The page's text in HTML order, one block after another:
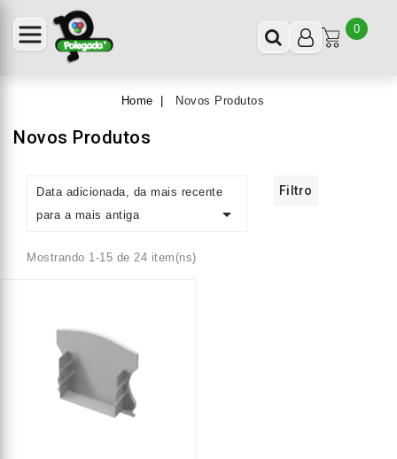
0
Home Novos Produtos
Novos Produtos
Data adicionada, da mais recente
para a mais antiga

Filtro
Mostrando 1-15 de 24 item(ns)